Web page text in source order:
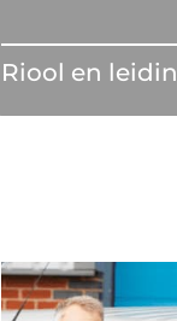
Riool en